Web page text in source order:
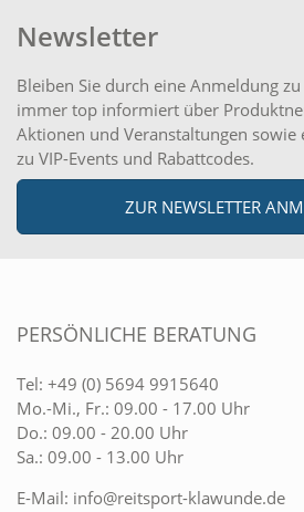
Newsletter
Bleiben Sie durch eine Anmeldung
immer top informiert über
Aktionen und Veranstaltungen sowie
zu VIP-Events und Rabattcodes.
ZUR NEWSLETTER
PERSÖNLICHE BERATUNG
Tel: +49 (0) 5694 9915640
Mo.-Mi., Fr.: 09.00 - 17.00 Uhr
Do.: 09.00 - 20.00 Uhr
Sa.: 09.00 - 13.00 Uhr
E-Mail: info@reitsport-klawunde.de